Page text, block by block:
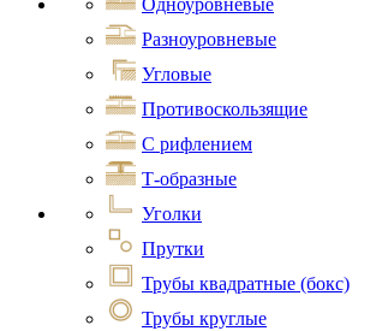
Одноуровневые
Разноуровневые
Угловые
Противоскользящие
С рифлением
Т-образные
Уголки
Прутки
Трубы квадратные (бокс)
Трубы круглые